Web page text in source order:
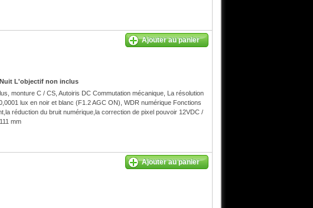
Ajouter au panier
Nuit L'objectif non inclus
monture C / CS, Autoiris DC Commutation mécanique, La résolution
lux en noir et blanc (F1.2 AGC ON), WDR numérique Fonctions
réduction du bruit numérique,la correction de pixel pouvoir 12VDC /
mm
Ajouter au panier